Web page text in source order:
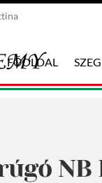
FŐOLDAL